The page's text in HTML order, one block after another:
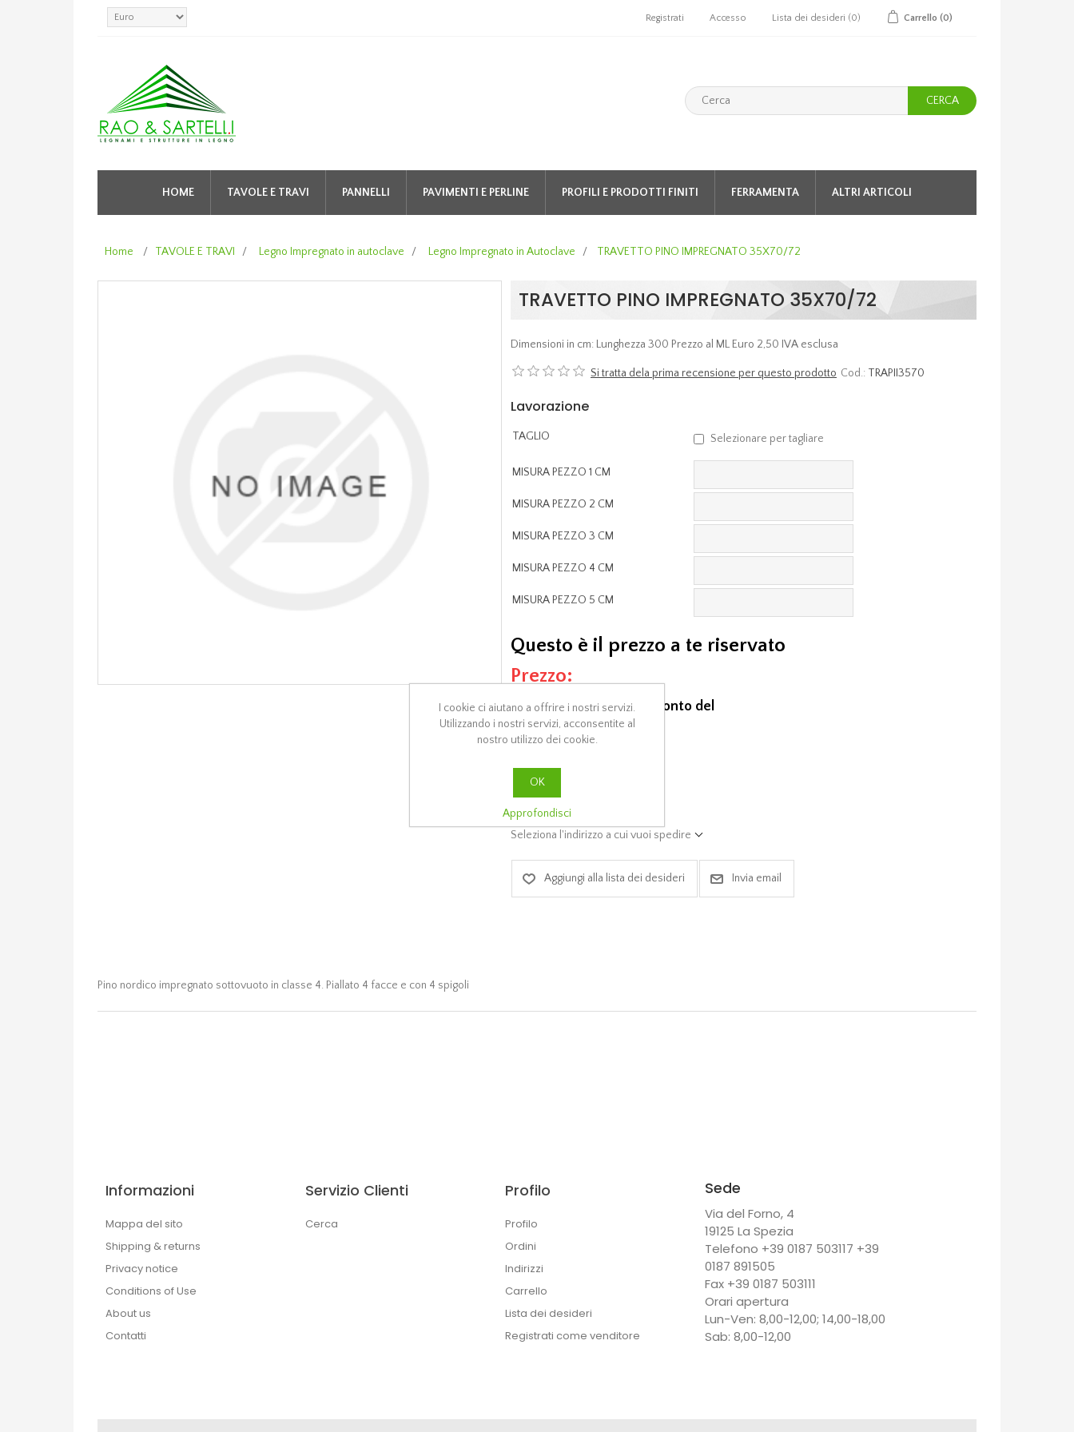
Registrati Accesso Lista dei desideri (0) Carrello (0)
CERCA
HOME TAVOLE E TRAVI PANNELLI PAVIMENTI E PERLINE PROFILI E PRODOTTI FINITI FERRAMENTA ALTRI ARTICOLI
Home / TAVOLE E TRAVI / Legno Impregnato in autoclave / Legno Impregnato in Autoclave / TRAVETTO PINO IMPREGNATO 35X70/72
TRAVETTO PINO IMPREGNATO 35X70/72
Dimensioni in cm: Lunghezza 300 Prezzo al ML Euro 2,50 IVA esclusa
Si tratta dela prima recensione per questo prodotto Cod.: TRAPII3570
Lavorazione
TAGLIO Selezionare per tagliare
MISURA PEZZO 1 CM
MISURA PEZZO 2 CM
MISURA PEZZO 3 CM
MISURA PEZZO 4 CM
MISURA PEZZO 5 CM
Questo è il prezzo a te riservato
Prezzo:
E' comprensivo di uno sconto del
PREVENTIVO
Seleziona l'indirizzo a cui vuoi spedire
Aggiungi alla lista dei desideri Invia email
Pino nordico impregnato sottovuoto in classe 4. Piallato 4 facce e con 4 spigoli
Informazioni
Mappa del sito
Shipping & returns
Privacy notice
Conditions of Use
About us
Contatti
Servizio Clienti
Cerca
Profilo
Profilo
Ordini
Indirizzi
Carrello
Lista dei desideri
Registrati come venditore
Sede
Via del Forno, 4
19125 La Spezia
Telefono +39 0187 503117 +39
0187 891505
Fax +39 0187 503111
Orari apertura
Lun-Ven: 8,00-12,00; 14,00-18,00
Sab: 8,00-12,00
I cookie ci aiutano a offrire i nostri servizi.
Utilizzando i nostri servizi, acconsentite al
nostro utilizzo dei cookie.
OK
Approfondisci